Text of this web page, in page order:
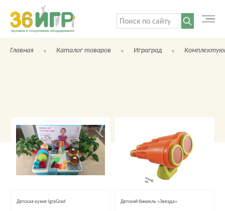
Поиск:
Главная Каталог товаров Играград
Детская кухня IgraGrad Детский бинокль «Звезда»